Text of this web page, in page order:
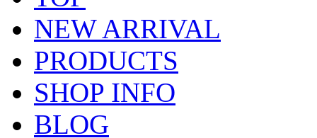
NEW ARRIVAL
PRODUCTS
SHOP INFO
BLOG